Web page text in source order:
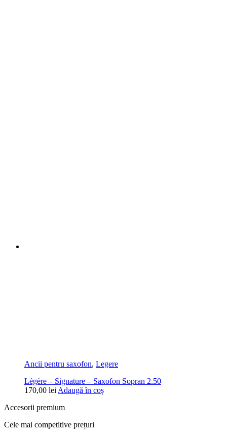
Ancii pentru saxofon, Legere
Légère – Signature – Saxofon Sopran 2.50
170,00 lei Adaugă în coș
Accesorii premium
Cele mai competitive prețuri